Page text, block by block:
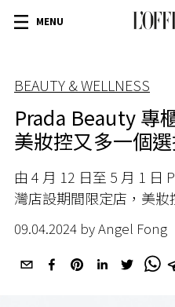
MENU
BEAUTY & WELLNESS
Prada Beauty 專
美妝控又多一個選
由 4 月 12 日至 5 月 1 日
灣店設期間限定店，美妝
09.04.2024 by Angel Fong